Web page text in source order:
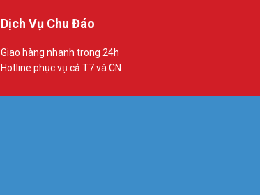
Dịch Vụ Chu Đáo
Giao hàng nhanh trong 24h
Hotline phục vụ cả T7 và CN